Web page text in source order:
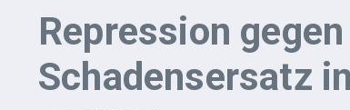
Repression
Schadensersatz